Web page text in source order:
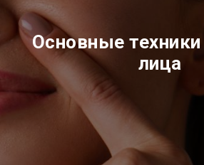
Основные
лица